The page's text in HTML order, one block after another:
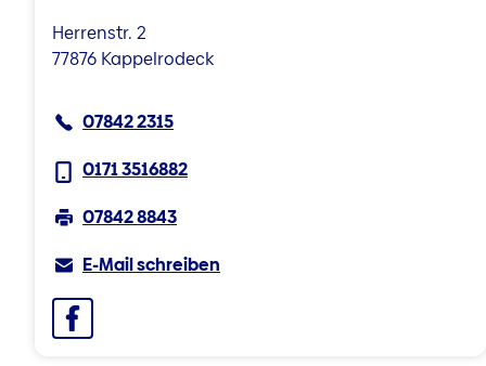
Herrenstr. 2
77876 Kappelrodeck
07842 2315
0171 3516882
07842 8843
E-Mail schreiben
Facebook